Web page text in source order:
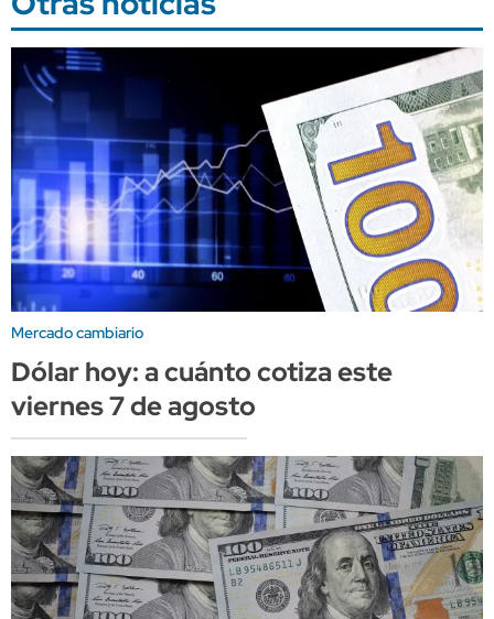
Mercado cambiario
Dólar hoy: a cuánto cotiza este
viernes 7 de agosto